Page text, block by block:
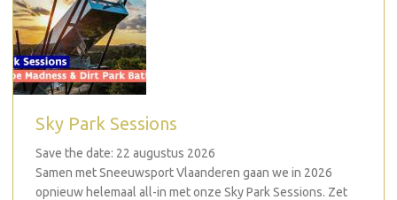
Sky Park Sessions
Save the date: 22 augustus 2026
Samen met Sneeuwsport Vlaanderen gaan we in 2026
opnieuw helemaal all-in met onze Sky Park Sessions. Zet